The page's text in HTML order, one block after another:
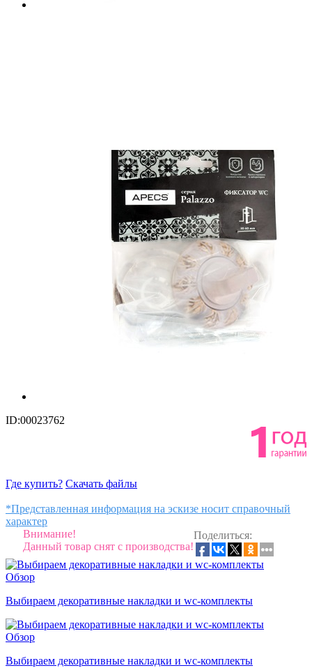
ID:00023762
Где купить? Скачать файлы
*Представленная информация на эскизе носит справочный
характер
Внимание!
Данный товар снят с производства!
Поделиться:
Обзор
Выбираем декоративные накладки и wc-комплекты
Обзор
Выбираем декоративные накладки и wc-комплекты